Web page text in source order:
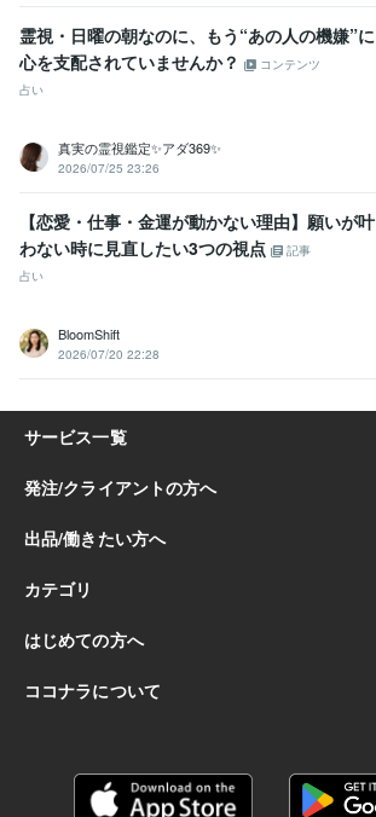
霊視・日曜の朝なのに、もう“あの人の機嫌”に
心を支配されていませんか？
コンテンツ
占い
真実の霊視鑑定✨アダ369✨
2026/07/25 23:26
【恋愛・仕事・金運が動かない理由】願いが叶
わない時に見直したい3つの視点
記事
占い
BloomShift
2026/07/20 22:28